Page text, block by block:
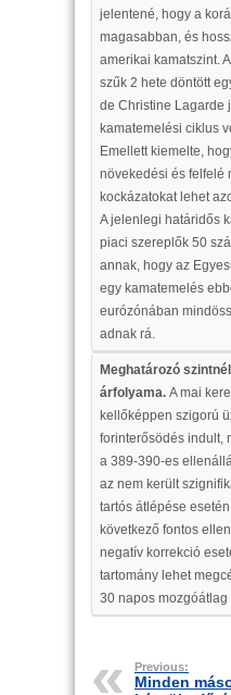
jelentené, hogy a
magasabban, és
amerikai kamatszint.
szűk 2 hete döntött
de Christine Lagarde
kamatemelési ciklus
Emellett kiemelte,
növekedési és felfelé
kockázatokat lehet
A jelenlegi határidős
piaci szereplők 50
annak, hogy az
egy kamatemelés
eurózónában
adnak rá.
Meghatározó
árfolyama. A mai
kellőképpen szigorú
forinterősödés indult,
a 389-390-es
az nem került
tartós átlépése
következő fontos
negatív korrekció
tartomány lehet
30 napos
Previous:
Minden